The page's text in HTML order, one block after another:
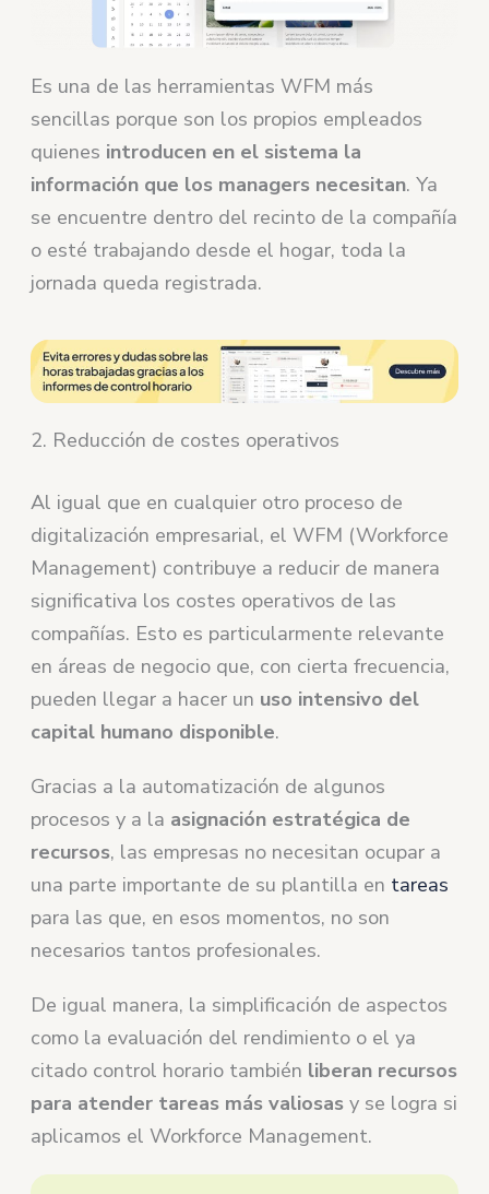
Es una de las herramientas WFM más
sencillas porque son los propios empleados
quienes introducen en el sistema la
información que los managers necesitan. Ya
se encuentre dentro del recinto de la compañía
o esté trabajando desde el hogar, toda la
jornada queda registrada.
2. Reducción de costes operativos
Al igual que en cualquier otro proceso de
digitalización empresarial, el WFM (Workforce
Management) contribuye a reducir de manera
significativa los costes operativos de las
compañías. Esto es particularmente relevante
en áreas de negocio que, con cierta frecuencia,
pueden llegar a hacer un uso intensivo del
capital humano disponible.
Gracias a la automatización de algunos
procesos y a la asignación estratégica de
recursos, las empresas no necesitan ocupar a
una parte importante de su plantilla en tareas
para las que, en esos momentos, no son
necesarios tantos profesionales.
De igual manera, la simplificación de aspectos
como la evaluación del rendimiento o el ya
citado control horario también liberan recursos
para atender tareas más valiosas y se logra si
aplicamos el Workforce Management.